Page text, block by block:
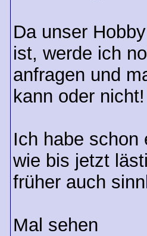
Da unser
ist, werde ich
anfragen und
kann oder nicht!
Ich habe schon
wie bis jetzt
früher auch
Mal sehen